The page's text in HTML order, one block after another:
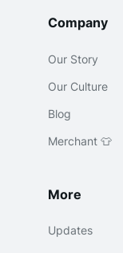
Company
Our Story
Our Culture
Blog
Merchant 👕
More
Updates